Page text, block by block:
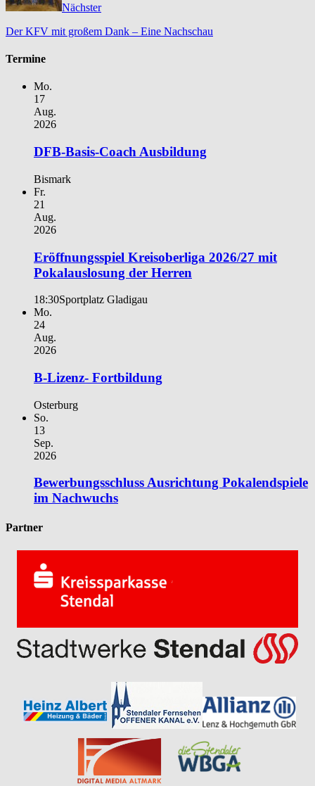
Nächster
Der KFV mit großem Dank – Eine Nachschau
Termine
Mo.
17
Aug.
2026
DFB-Basis-Coach Ausbildung
Bismark
Fr.
21
Aug.
2026
Eröffnungsspiel Kreisoberliga 2026/27 mit
Pokalauslosung der Herren
18:30Sportplatz Gladigau
Mo.
24
Aug.
2026
B-Lizenz- Fortbildung
Osterburg
So.
13
Sep.
2026
Bewerbungsschluss Ausrichtung Pokalendspiele
im Nachwuchs
Partner